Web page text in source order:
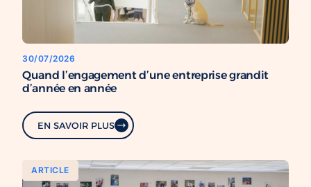
30/07/2026
Quand l’engagement d’une entreprise grandit
d’année en année
EN SAVOIR PLUS
ARTICLE